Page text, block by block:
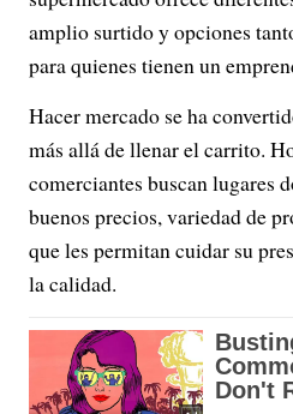
amplio surtido y opciones
para quienes tienen un
Hacer mercado se ha
más allá de llenar el carrito.
comerciantes buscan lugares
buenos precios, variedad de
que les permitan cuidar su
la calidad.